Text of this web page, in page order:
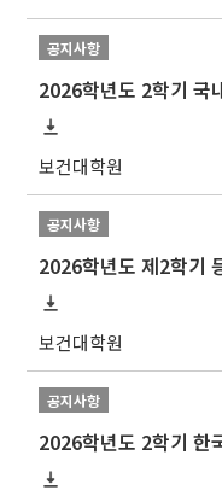
공지사항
2026학년도 2학기 국
보건대학원
공지사항
보건대학원
공지사항